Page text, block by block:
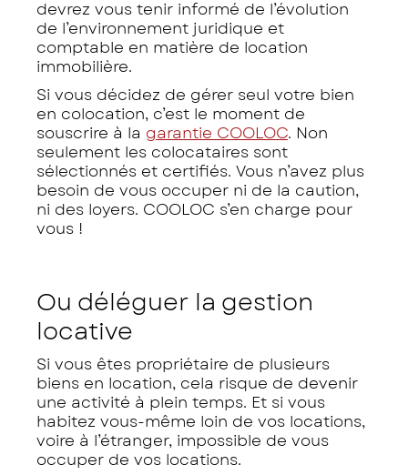
devrez vous tenir informé de l’évolution
de l’environnement juridique et
comptable en matière de location
immobilière.
Si vous décidez de gérer seul votre bien
en colocation, c’est le moment de
souscrire à la garantie COOLOC. Non
seulement les colocataires sont
sélectionnés et certifiés. Vous n’avez plus
besoin de vous occuper ni de la caution,
ni des loyers. COOLOC s’en charge pour
vous !
Ou déléguer la gestion
locative
Si vous êtes propriétaire de plusieurs
biens en location, cela risque de devenir
une activité à plein temps. Et si vous
habitez vous-même loin de vos locations,
voire à l’étranger, impossible de vous
occuper de vos locations.